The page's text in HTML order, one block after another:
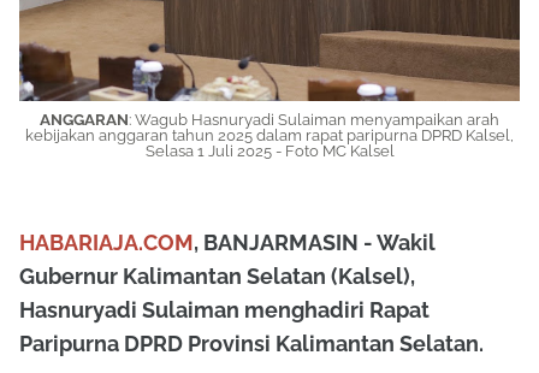
ANGGARAN: Wagub Hasnuryadi Sulaiman menyampaikan arah
kebijakan anggaran tahun 2025 dalam rapat paripurna DPRD Kalsel,
Selasa 1 Juli 2025 - Foto MC Kalsel
HABARIAJA.COM, BANJARMASIN - Wakil
Gubernur Kalimantan Selatan (Kalsel),
Hasnuryadi Sulaiman menghadiri Rapat
Paripurna DPRD Provinsi Kalimantan Selatan.